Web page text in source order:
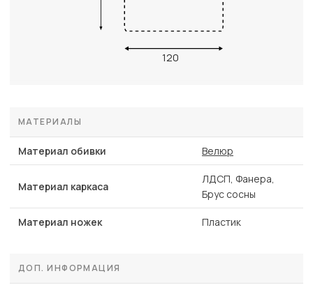
120
МАТЕРИАЛЫ
Материал обивки Велюр
Материал каркаса
ЛДСП, Фанера,
Брус сосны
Материал ножек Пластик
ДОП. ИНФОРМАЦИЯ